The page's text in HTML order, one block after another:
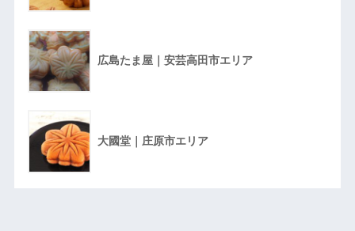
広島たま屋｜安芸高田市エリア
大國堂｜庄原市エリア